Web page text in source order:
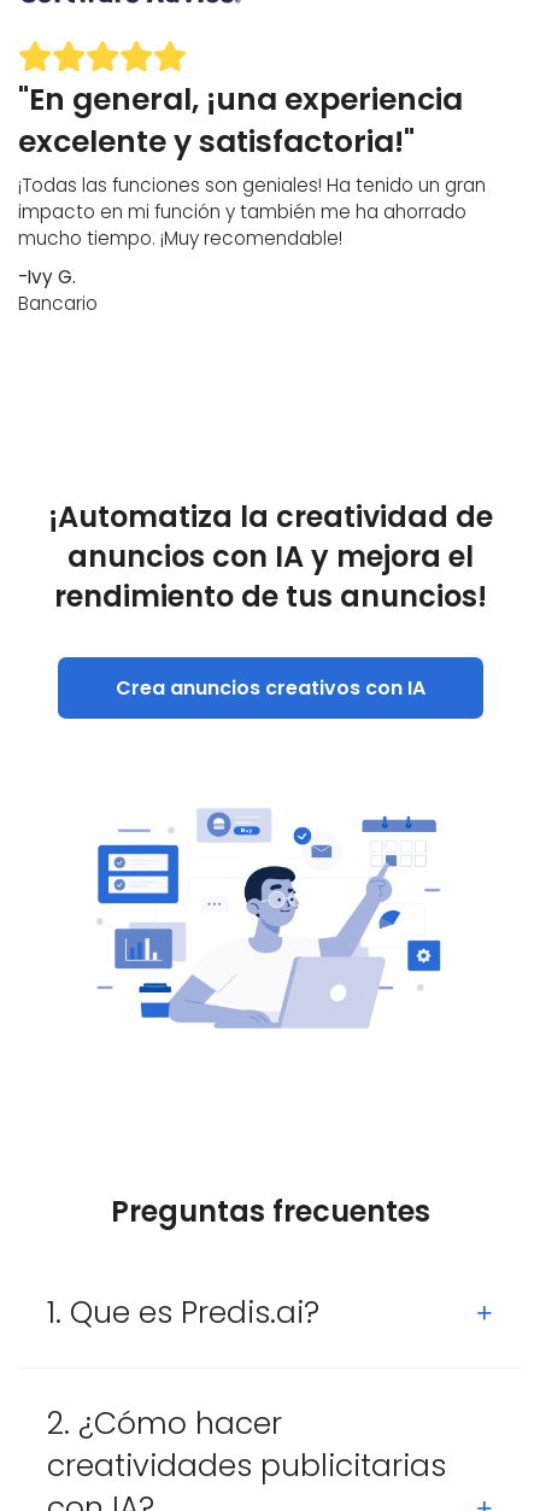
"En general, ¡una experiencia
excelente y satisfactoria!"
¡Todas las funciones son geniales! Ha tenido un gran
impacto en mi función y también me ha ahorrado
mucho tiempo. ¡Muy recomendable!
-Ivy G.
Bancario
¡Automatiza la creatividad de
anuncios con IA y mejora el
rendimiento de tus anuncios!
Crea anuncios creativos con IA
Preguntas frecuentes
1. Que es Predis.ai?
2. ¿Cómo hacer
creatividades publicitarias